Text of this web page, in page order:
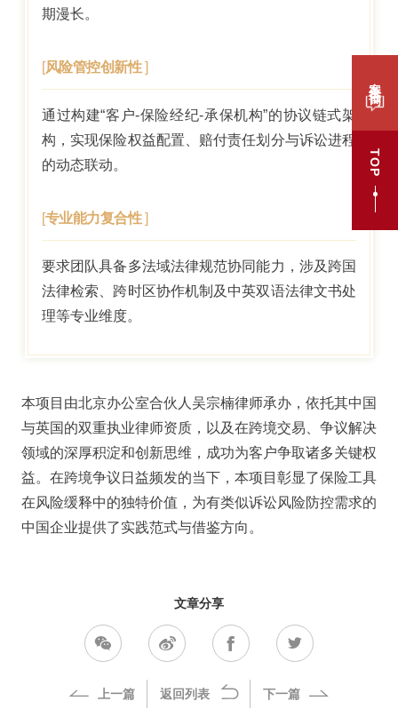
TOP
期漫长。
[风险管控创新性]
通过构建“客户-保险经纪-承保机构”的协议链式架
构，实现保险权益配置、赔付责任划分与诉讼进程
的动态联动。
[专业能力复合性]
要求团队具备多法域法律规范协同能力，涉及跨国
法律检索、跨时区协作机制及中英双语法律文书处
理等专业维度。
本项目由北京办公室合伙人吴宗楠律师承办，依托其中国
与英国的双重执业律师资质，以及在跨境交易、争议解决
领域的深厚积淀和创新思维，成功为客户争取诸多关键权
益。在跨境争议日益频发的当下，本项目彰显了保险工具
在风险缓释中的独特价值，为有类似诉讼风险防控需求的
中国企业提供了实践范式与借鉴方向。
文章分享
上一篇 返回列表 下一篇